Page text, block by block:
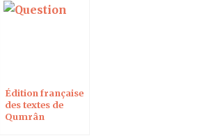
Édition française
des textes de
Qumrân